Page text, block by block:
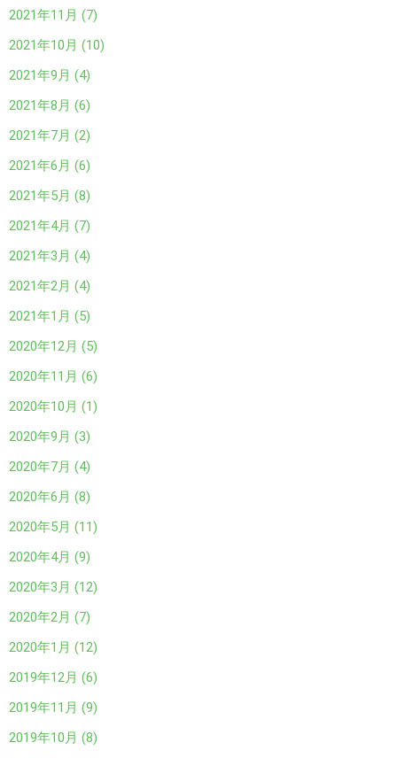
2021年11月 (7)
2021年10月 (10)
2021年9月 (4)
2021年8月 (6)
2021年7月 (2)
2021年6月 (6)
2021年5月 (8)
2021年4月 (7)
2021年3月 (4)
2021年2月 (4)
2021年1月 (5)
2020年12月 (5)
2020年11月 (6)
2020年10月 (1)
2020年9月 (3)
2020年7月 (4)
2020年6月 (8)
2020年5月 (11)
2020年4月 (9)
2020年3月 (12)
2020年2月 (7)
2020年1月 (12)
2019年12月 (6)
2019年11月 (9)
2019年10月 (8)